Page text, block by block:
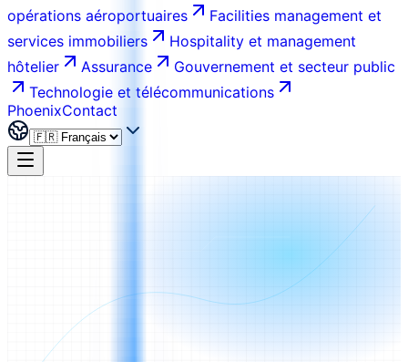
opérations aéroportuaires
Facilities management et
services immobiliers
Hospitality et management
hôtelier
Assurance
Gouvernement et secteur public
Technologie et télécommunications
PhoenixContact